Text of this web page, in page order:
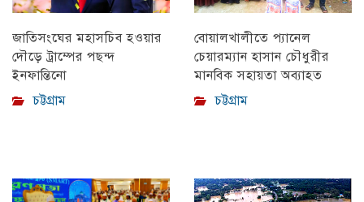
জাতিসংঘের মহাসচিব হওয়ার
দৌড়ে ট্রাম্পের পছন্দ
ইনফান্তিনো
চট্টগ্রাম
বোয়ালখালীতে প্যানেল
চেয়ারম্যান হাসান চৌধুরীর
মানবিক সহায়তা অব্যাহত
চট্টগ্রাম